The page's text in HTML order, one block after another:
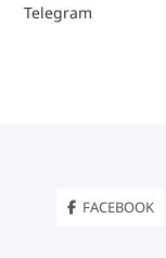
Telegram
FACEBOOK